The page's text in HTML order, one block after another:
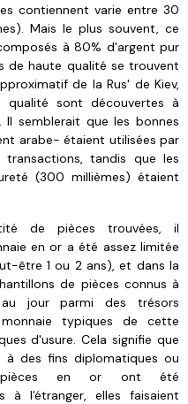
contiennent varie entre 30
Mais le plus souvent, ce
à 80% d'argent pur
de haute qualité se trouvent
de la Rus' de Kiev,
sont découvertes à
semblerait que les bonnes
arabe- étaient utilisées par
tandis que les
(300 millièmes) étaient
de pièces trouvées, il
en or a été assez limitée
être 1 ou 2 ans), et dans la
de pièces connus à
jour parmi des trésors
typiques de cette
d'usure. Cela signifie que
des fins diplomatiques ou
pièces en or ont été
à l'étranger, elles faisaient